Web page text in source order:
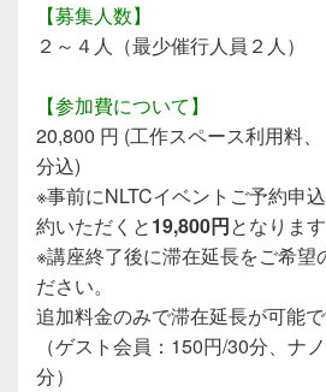
【募集人数】
２～４人（最少催行人員２人）
【参加費について】
20,800 円 (工作スペース利用料
分込)
※事前にNLTCイベントご予約申
約いただくと19,800円となります
※講座終了後に滞在延長をご希望
ださい。
追加料金のみで滞在延長が可能で
（ゲスト会員：150円/30分、ナ
分）